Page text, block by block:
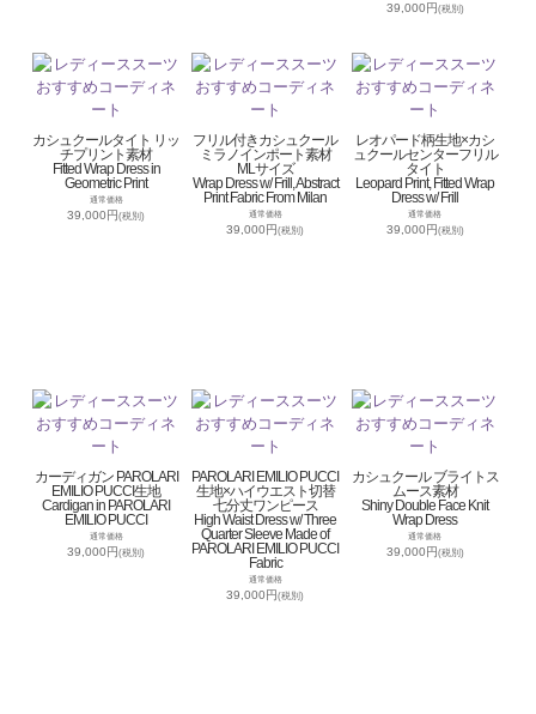
39,000円(税別)
カシュクールタイト リッ
チプリント素材
Fitted Wrap Dress in
Geometric Print
通常価格
39,000円(税別)
フリル付きカシュクール
ミラノインポート素材
MLサイズ
Wrap Dress w/ Frill, Abstract
Print Fabric From Milan
通常価格
39,000円(税別)
レオパード柄生地×カシ
ュクールセンターフリル
タイト
Leopard Print, Fitted Wrap
Dress w/ Frill
通常価格
39,000円(税別)
カーディガン PAROLARI
EMILIO PUCCI生地
Cardigan in PAROLARI
EMILIO PUCCI
通常価格
39,000円(税別)
PAROLARI EMILIO PUCCI
生地×ハイウエスト切替
七分丈ワンピース
High Waist Dress w/ Three
Quarter Sleeve Made of
PAROLARI EMILIO PUCCI
Fabric
通常価格
39,000円(税別)
カシュクール ブライトス
ムース素材
Shiny Double Face Knit
Wrap Dress
通常価格
39,000円(税別)